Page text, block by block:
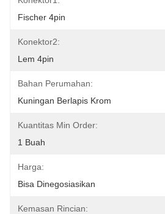
Fischer 4pin
Konektor2:
Lem 4pin
Bahan Perumahan:
Kuningan Berlapis Krom
Kuantitas Min Order:
1 Buah
Harga:
Bisa Dinegosiasikan
Kemasan Rincian: